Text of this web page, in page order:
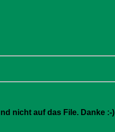
nicht auf das File. Danke :-)